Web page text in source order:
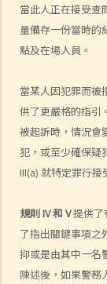
當此人正在接受查
量備存一份當時的
點及在場人員。
當某人因犯罪而被
供了更嚴格的指引
被起訴時，情況會
犯，或至少確保疑
III(a) 就特定罪行接
規則 IV 和 V提供了
了指出關鍵事項之
抑或是由其中一名
陳述後，如果警務
d. 覆問
7. 甚麼證據是可獲接
A. 傳聞證據法則的
1. 普通法的例外規定
2. 法定例外規定
9. 控方可以就我的
a. 不良品格的證據
1. 同案被告人的不